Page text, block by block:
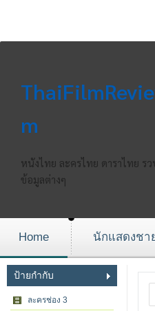
m
หนังไทย ละครไทย ดาราไทย ร
ข้อมูลต่างๆ
Home นักแสดงชา
ป้ายกำกับ
ละครช่อง 3